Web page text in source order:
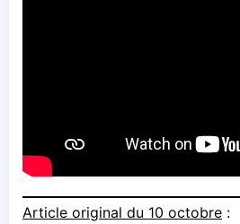
Article original du 10 octobre :